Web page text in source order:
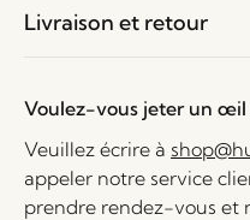
Livraison et retour
Voulez-vous jeter un œil
Veuillez écrire à
appeler notre service
prendre rendez-vous et